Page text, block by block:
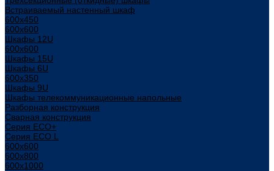
Встраиваемый настенный шкаф
600x450
600x600
Шкафы 12U
600x600
Шкафы 15U
Шкафы 6U
600x350
Шкафы 9U
Шкафы телекоммуникационные напольные
Разборная конструкция
Сварная конструкция
Серия ECO+
Серия ECO L
600x600
600x800
600х1000